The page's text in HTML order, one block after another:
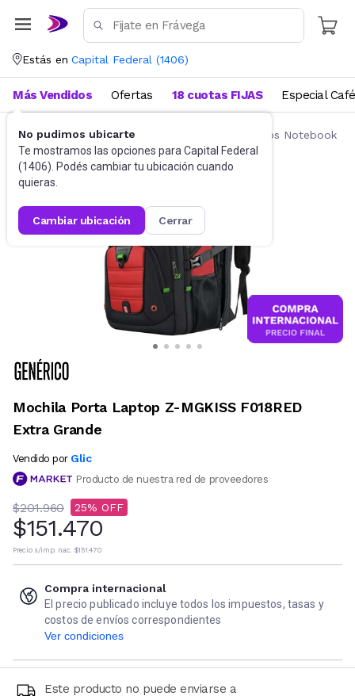
Estás en Capital Federal (1406)
No pudimos ubicarte
Te mostramos las opciones para Capital Federal
(1406). Podés cambiar tu ubicación cuando
quieras.
cambiar ubicación cerrar
Más Vendidos Ofertas 18 cuotas FIJAS Especial Café
Accesorios de Informática Mochilas y Bolsos Notebook
Mochila Porta Laptop Z-MGKISS F018RED
Extra Grande
Vendido por Glic
Producto de nuestra red de proveedores
$201.960 25
$151.470
Precio s/imp. nac. $151.470
Compra internacional
El precio publicado incluye todos los impuestos, tasas y
costos de envíos correspondientes
Ver condiciones
Este producto no puede enviarse a